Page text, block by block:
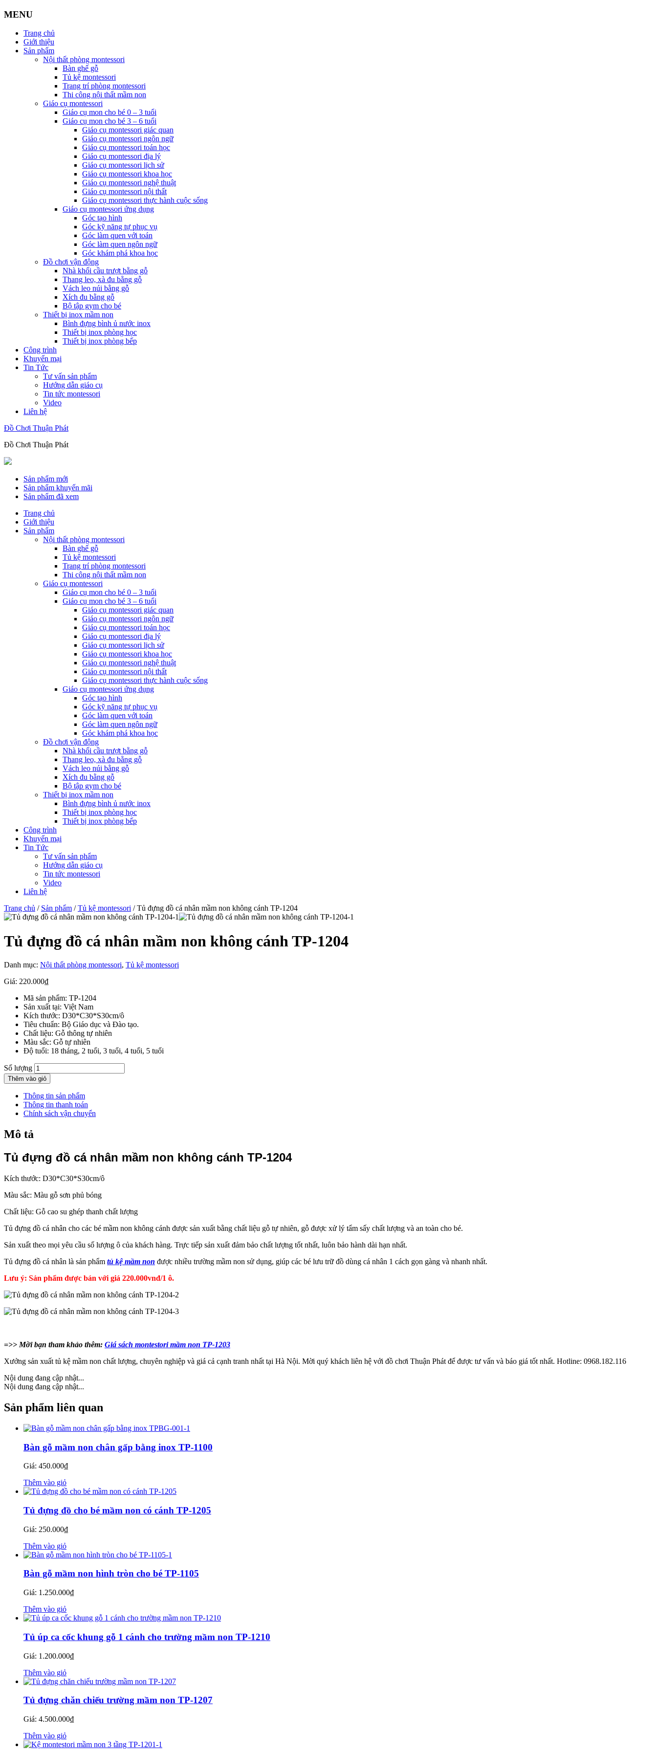
MENU
Trang chủ
Giới thiệu
Sản phẩm
Nội thất phòng montessori
Bàn ghế gỗ
Tủ kệ montessori
Trang trí phòng montessori
Thi công nội thất mầm non
Giáo cụ montessori
Giáo cụ mon cho bé 0 – 3 tuổi
Giáo cụ mon cho bé 3 – 6 tuổi
Giáo cụ montessori giác quan
Giáo cụ montessori ngôn ngữ
Giáo cụ montessori toán học
Giáo cụ montessori địa lý
Giáo cụ montessori lịch sử
Giáo cụ montessori khoa học
Giáo cụ montessori nghệ thuật
Giáo cụ montessori nội thất
Giáo cụ montessori thực hành cuộc sống
Giáo cụ montessori ứng dụng
Góc tạo hình
Góc kỹ năng tự phục vụ
Góc làm quen với toán
Góc làm quen ngôn ngữ
Góc khám phá khoa học
Đồ chơi vận động
Nhà khối cầu trượt bằng gỗ
Thang leo, xà đu bằng gỗ
Vách leo núi bằng gỗ
Xích đu bằng gỗ
Bộ tập gym cho bé
Thiết bị inox mầm non
Bình đựng bình ủ nước inox
Thiết bị inox phòng học
Thiết bị inox phòng bếp
Công trình
Khuyến mại
Tin Tức
Tư vấn sản phẩm
Hướng dẫn giáo cụ
Tin tức montessori
Video
Liên hệ
Đồ Chơi Thuận Phát
Đồ Chơi Thuận Phát
Sản phẩm mới
Sản phẩm khuyến mãi
Sản phẩm đã xem
Trang chủ
Giới thiệu
Sản phẩm
Nội thất phòng montessori
Bàn ghế gỗ
Tủ kệ montessori
Trang trí phòng montessori
Thi công nội thất mầm non
Giáo cụ montessori
Giáo cụ mon cho bé 0 – 3 tuổi
Giáo cụ mon cho bé 3 – 6 tuổi
Giáo cụ montessori giác quan
Giáo cụ montessori ngôn ngữ
Giáo cụ montessori toán học
Giáo cụ montessori địa lý
Giáo cụ montessori lịch sử
Giáo cụ montessori khoa học
Giáo cụ montessori nghệ thuật
Giáo cụ montessori nội thất
Giáo cụ montessori thực hành cuộc sống
Giáo cụ montessori ứng dụng
Góc tạo hình
Góc kỹ năng tự phục vụ
Góc làm quen với toán
Góc làm quen ngôn ngữ
Góc khám phá khoa học
Đồ chơi vận động
Nhà khối cầu trượt bằng gỗ
Thang leo, xà đu bằng gỗ
Vách leo núi bằng gỗ
Xích đu bằng gỗ
Bộ tập gym cho bé
Thiết bị inox mầm non
Bình đựng bình ủ nước inox
Thiết bị inox phòng học
Thiết bị inox phòng bếp
Công trình
Khuyến mại
Tin Tức
Tư vấn sản phẩm
Hướng dẫn giáo cụ
Tin tức montessori
Video
Liên hệ
Trang chủ / Sản phẩm /Tủ kệ montessori / Tủ đựng đồ cá nhân mầm non không cánh TP-1204
Tủ đựng đồ cá nhân mầm non không cánh TP-1204
Danh mục: Nội thất phòng montessori, Tủ kệ montessori
Giá: 220.000₫
Mã sản phẩm: TP-1204
Sản xuất tại: Việt Nam
Kích thước: D30*C30*S30cm/ô
Tiêu chuẩn: Bộ Giáo dục và Đào tạo.
Chất liệu: Gỗ thông tự nhiên
Màu sắc: Gỗ tự nhiên
Độ tuổi: 18 tháng, 2 tuổi, 3 tuổi, 4 tuổi, 5 tuổi
Số lượng
Thêm vào giỏ
Thông tin sản phẩm
Thông tin thanh toán
Chính sách vận chuyển
Mô tả
Tủ đựng đồ cá nhân mầm non không cánh TP-1204
Kích thước: D30*C30*S30cm/ô
Màu sắc: Màu gỗ sơn phủ bóng
Chất liệu: Gỗ cao su ghép thanh chất lượng
Tủ đựng đồ cá nhân cho các bé mầm non không cánh được sản xuất bằng chất liệu gỗ tự nhiên, gỗ được xử lý tẩm sấy chất lượng và an toàn cho bé.
Sản xuất theo mọi yêu cầu số lượng ô của khách hàng. Trực tiếp sản xuất đảm bảo chất lượng tốt nhất, luôn bảo hành dài hạn nhất.
Tủ đựng đồ cá nhân là sản phẩm tủ kệ mầm non được nhiều trường mầm non sử dụng, giúp các bé lưu trữ đồ dùng cá nhân 1 cách gọn gàng và nhanh nhất.
Lưu ý: Sản phẩm được bán với giá 220.000vnđ/1 ô.
=>> Mời bạn tham khảo thêm: Giá sách montestori mầm non TP-1203
Xưởng sản xuất tủ kệ mầm non chất lượng, chuyên nghiệp và giá cả cạnh tranh nhất tại Hà Nội. Mời quý khách liên hệ với đồ chơi Thuận Phát để được tư vấn và báo giá tốt nhất. Hotline: 0968.182.116
Nội dung đang cập nhật...
Nội dung đang cập nhật...
Sản phẩm liên quan
Bàn gỗ mầm non chân gấp bằng inox TP-1100
Giá: 450.000₫
Thêm vào giỏ
Tủ đựng đồ cho bé mầm non có cánh TP-1205
Giá: 250.000₫
Thêm vào giỏ
Bàn gỗ mầm non hình tròn cho bé TP-1105
Giá: 1.250.000₫
Thêm vào giỏ
Tủ úp ca cốc khung gỗ 1 cánh cho trường mầm non TP-1210
Giá: 1.200.000₫
Thêm vào giỏ
Tủ đựng chăn chiếu trường mầm non TP-1207
Giá: 4.500.000₫
Thêm vào giỏ